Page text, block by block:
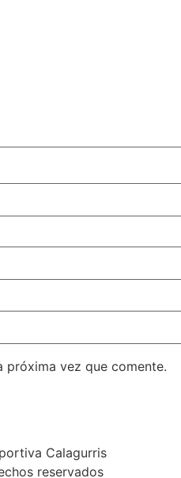
próxima vez que comente.
Calagurris
reservados